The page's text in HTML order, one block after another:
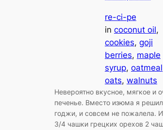
re-ci-pe
in coconut oil
cookies, goji
berries, maple
syrup, oatmeal
oats, walnuts
Невероятно вкусное, мягкое и
печенье. Вместо изюма я
годжи, и совсем не пожалела.
3/4 чашки грецких орехов 2